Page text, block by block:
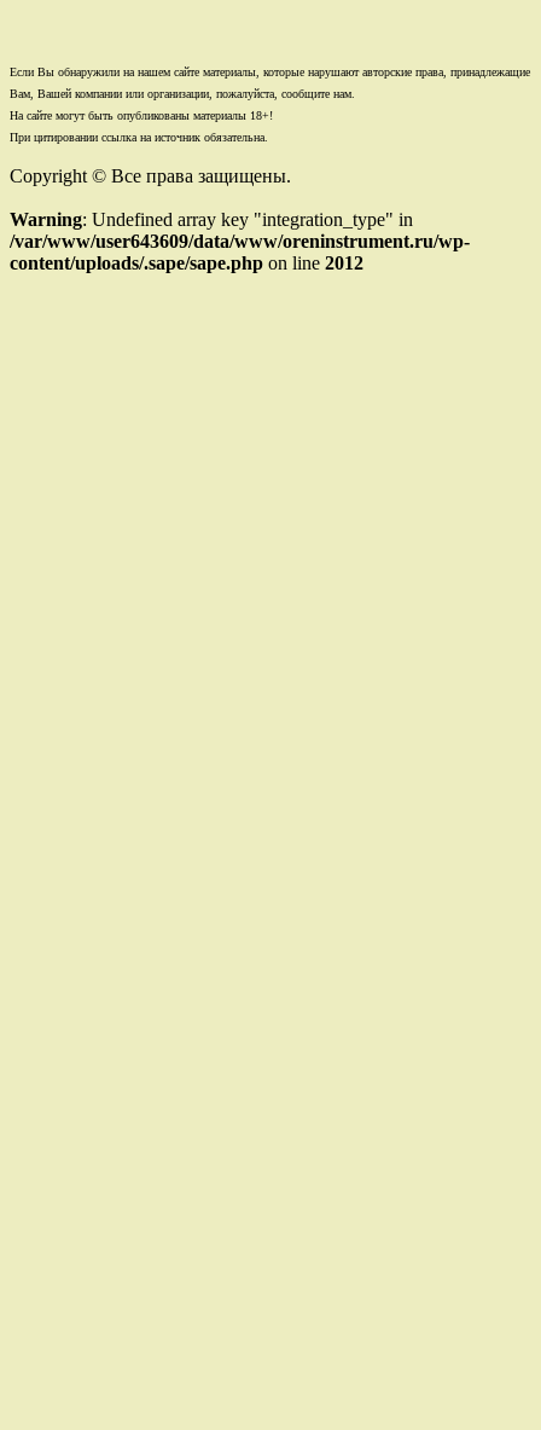
Если Вы обнаружили на нашем сайте материалы, которые нарушают авторские права, принадлежащие
Вам, Вашей компании или организации, пожалуйста, сообщите нам.
На сайте могут быть опубликованы материалы 18+!
При цитировании ссылка на источник обязательна.
Copyright © Все права защищены.
Warning: Undefined array key "integration_type" in
/var/www/user643609/data/www/oreninstrument.ru/wp-
content/uploads/.sape/sape.php on line 2012